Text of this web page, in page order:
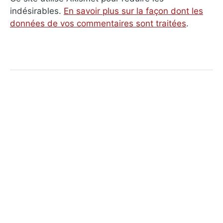
indésirables. En savoir plus sur la façon dont les
données de vos commentaires sont traitées.